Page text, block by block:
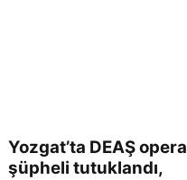
Yozgat’ta DEAŞ
şüpheli tutuklandı,